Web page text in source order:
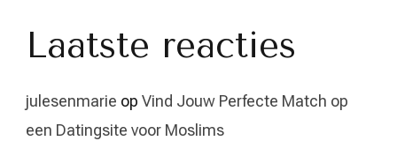
Laatste reacties
julesenmarie op Vind Jouw Perfecte Match op
een Datingsite voor Moslims